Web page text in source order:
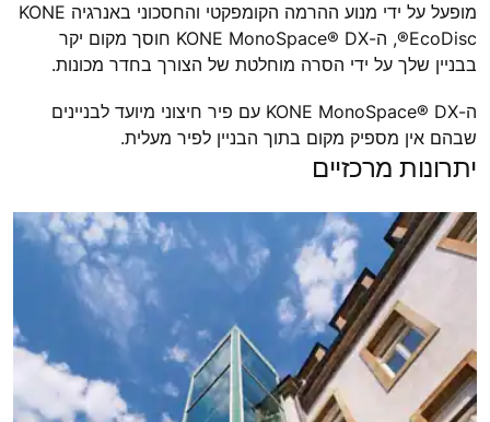
מופעל על ידי מנוע ההרמה הקומפקטי והחסכוני באנרגיה KONE
EcoDisc®, ה-KONE MonoSpace® DX חוסך מקום יקר
בבניין שלך על ידי הסרה מוחלטת של הצורך בחדר מכונות.
ה-KONE MonoSpace® DX עם פיר חיצוני מיועד לבניינים
שבהם אין מספיק מקום בתוך הבניין לפיר מעלית.
יתרונות מרכזיים